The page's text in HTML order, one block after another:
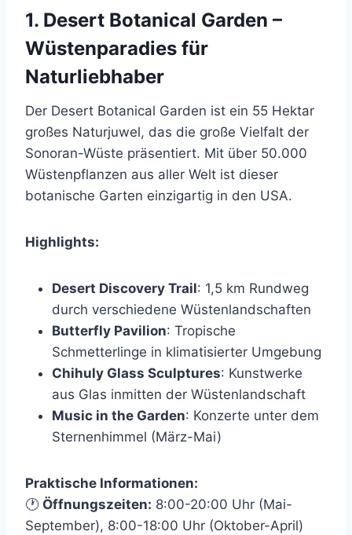
1. Desert Botanical Garden –
Wüstenparadies für
Naturliebhaber
Der Desert Botanical Garden ist ein 55 Hektar
großes Naturjuwel, das die große Vielfalt der
Sonoran-Wüste präsentiert. Mit über 50.000
Wüstenpflanzen aus aller Welt ist dieser
botanische Garten einzigartig in den USA.
Highlights:
Desert Discovery Trail: 1,5 km Rundweg
durch verschiedene Wüstenlandschaften
Butterfly Pavilion: Tropische
Schmetterlinge in klimatisierter Umgebung
Chihuly Glass Sculptures: Kunstwerke
aus Glas inmitten der Wüstenlandschaft
Music in the Garden: Konzerte unter dem
Sternenhimmel (März-Mai)
Praktische Informationen:
🕐 Öffnungszeiten: 8:00-20:00 Uhr (Mai-
September), 8:00-18:00 Uhr (Oktober-April)